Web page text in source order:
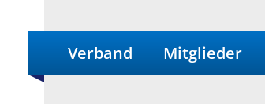
Verband Mitglieder